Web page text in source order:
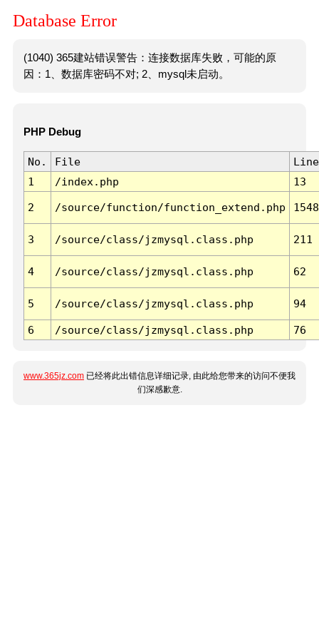
Database Error
(1040) 365建站错误警告：连接数据库失败，可能的原
因：1、数据库密码不对; 2、mysql未启动。
PHP Debug
No. File
Line
1
/index.php 13
2 /source/function/function_extend.php 1548
3 /source/class/jzmysql.class.php 211
4 /source/class/jzmysql.class.php 62
5 /source/class/jzmysql.class.php 94
6 /source/class/jzmysql.class.php 76
www.365jz.com 已经将此出错信息详细记录, 由此给您带来的访问不便我
们深感歉意.